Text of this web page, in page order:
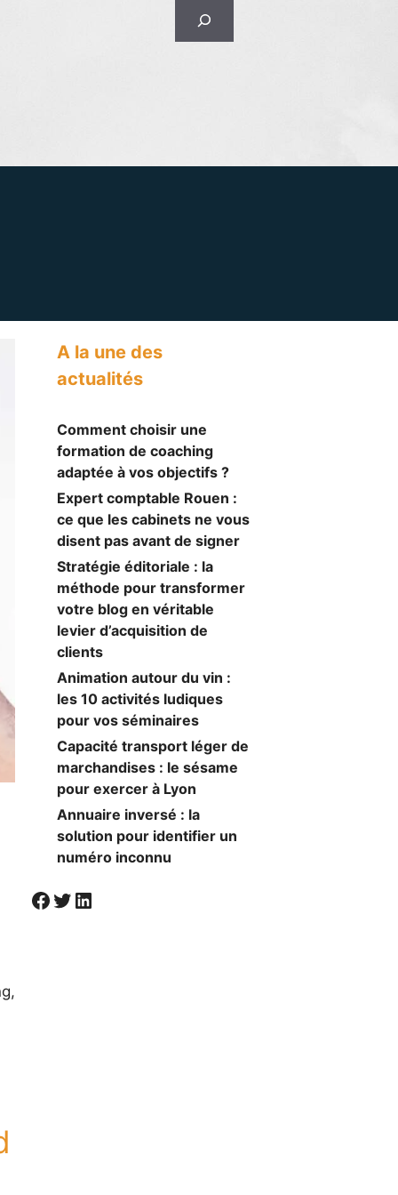
Rechercher
A la une des
actualités
Comment choisir une
formation de coaching
adaptée à vos objectifs ?
Expert comptable Rouen :
ce que les cabinets ne vous
disent pas avant de signer
Stratégie éditoriale : la
méthode pour transformer
votre blog en véritable
levier d’acquisition de
clients
Animation autour du vin :
les 10 activités ludiques
pour vos séminaires
Capacité transport léger de
marchandises : le sésame
pour exercer à Lyon
Annuaire inversé : la
solution pour identifier un
numéro inconnu
Visiter la page Facebook de Societal
Twitter
LinkedIn